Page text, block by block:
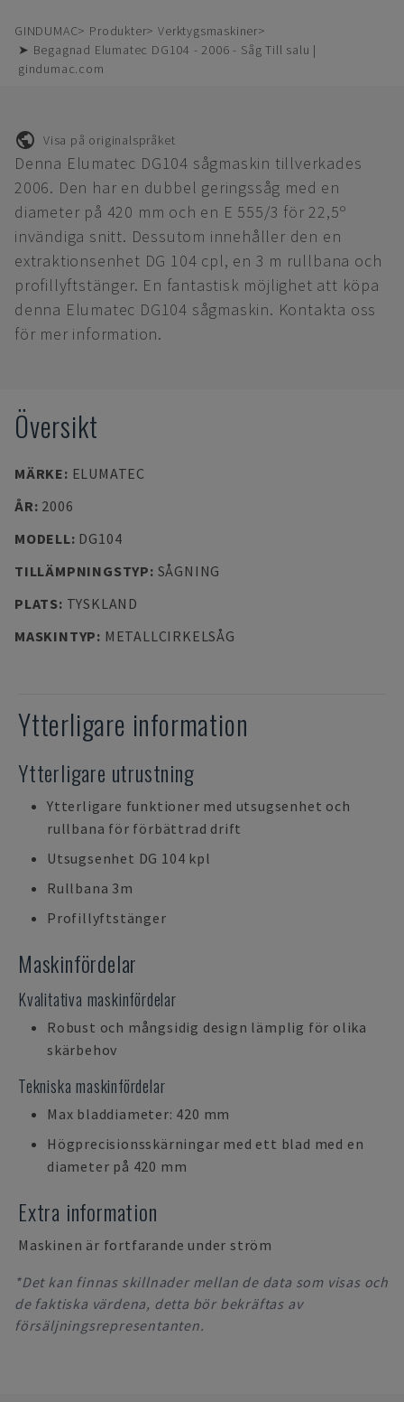
GINDUMAC Produkter
Verktygsmaskiner
➤ Begagnad Elumatec DG104 - 2006 - Såg Till salu |
gindumac.com
Visa på originalspråket
Denna Elumatec DG104 sågmaskin tillverkades
2006. Den har en dubbel geringssåg med en
diameter på 420 mm och en E 555/3 för 22,5º
invändiga snitt. Dessutom innehåller den en
extraktionsenhet DG 104 cpl, en 3 m rullbana och
profillyftstänger. En fantastisk möjlighet att köpa
denna Elumatec DG104 sågmaskin. Kontakta oss
för mer information.
Översikt
MÄRKE: ELUMATEC
ÅR: 2006
MODELL: DG104
TILLÄMPNINGSTYP: SÅGNING
PLATS: TYSKLAND
MASKINTYP: METALLCIRKELSÅG
Ytterligare information
Ytterligare utrustning
Ytterligare funktioner med utsugsenhet och
rullbana för förbättrad drift
Utsugsenhet DG 104 kpl
Rullbana 3m
Profillyftstänger
Maskinfördelar
Kvalitativa maskinfördelar
Robust och mångsidig design lämplig för olika
skärbehov
Tekniska maskinfördelar
Max bladdiameter: 420 mm
Högprecisionsskärningar med ett blad med en
diameter på 420 mm
Extra information
Maskinen är fortfarande under ström
*Det kan finnas skillnader mellan de data som visas och
de faktiska värdena, detta bör bekräftas av
försäljningsrepresentanten.